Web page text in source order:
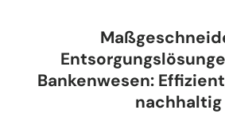
Bankenwesen:
nachhaltig